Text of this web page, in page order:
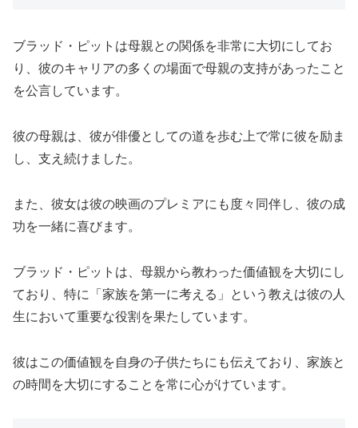
ブラッド・ピットは母親との関係を非常に大切にしてお
り、彼のキャリアの多くの場面で母親の支持があったこと
を公言しています。
彼の母親は、彼が俳優としての道を歩む上で常に彼を励ま
し、支え続けました。
また、彼女は彼の映画のプレミアにも度々同伴し、彼の成
功を一緒に喜びます。
ブラッド・ピットは、母親から教わった価値観を大切にし
ており、特に「家族を第一に考える」という教えは彼の人
生において重要な役割を果たしています。
彼はこの価値観を自身の子供たちにも伝えており、家族と
の時間を大切にすることを常に心がけています。